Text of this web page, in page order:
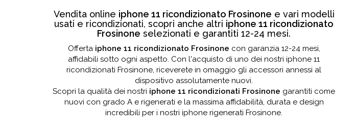
Vendita online iphone 11 ricondizionato Frosinone e vari modelli
usati e ricondizionati, scopri anche altri iphone 11 ricondizionato
Frosinone selezionati e garantiti 12-24 mesi.
Offerta iphone 11 ricondizionato Frosinone con garanzia 12-24 mesi,
affidabili sotto ogni aspetto. Con l'acquisto di uno dei nostri iphone 11
ricondizionati Frosinone, riceverete in omaggio gli accessori annessi al
dispositivo assolutamente nuovi.
Scopri la qualità dei nostri iphone 11 ricondizionati Frosinone garantiti come
nuovi con grado A e rigenerati e la massima affidabilità, durata e design
incredibili per i nostri iphone rigenerati Frosinone.